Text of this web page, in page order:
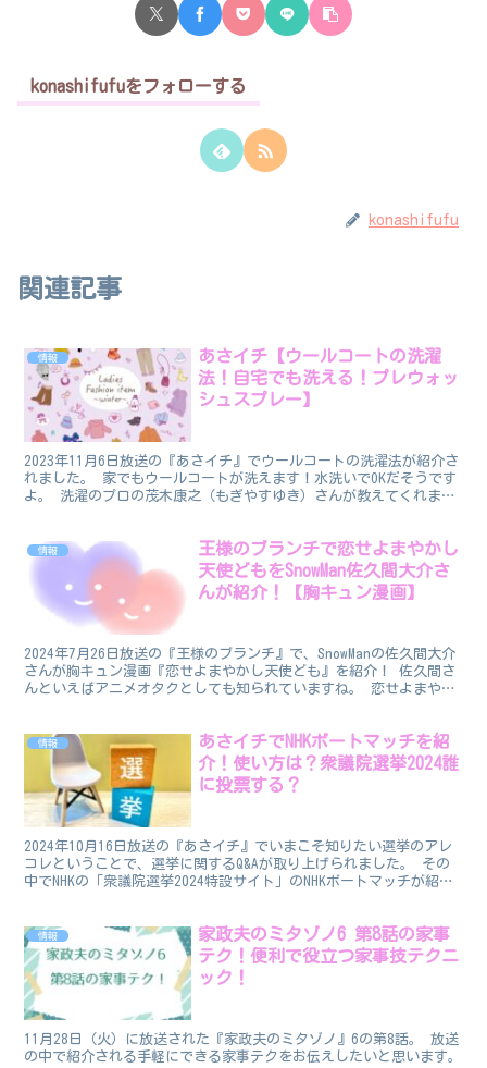
konashifufuをフォローする
konashifufu
関連記事
情報
あさイチ【ウールコートの洗濯
法！自宅でも洗える！プレウォッ
シュスプレー】
2023年11月6日放送の『あさイチ』でウールコートの洗濯法が紹介さ
れました。 家でもウールコートが洗えます！水洗いでOKだそうです
よ。 洗濯のプロの茂木康之（もぎやすゆき）さんが教えてくれまし
情報
王様のブランチで恋せよまやかし
天使どもをSnowMan佐久間大介さ
んが紹介！【胸キュン漫画】
2024年7月26日放送の『王様のブランチ』で、SnowManの佐久間大介
さんが胸キュン漫画『恋せよまやかし天使ども』を紹介！ 佐久間さ
んといえばアニメオタクとしても知られていますね。 恋せよまやか
情報
あさイチでNHKボートマッチを紹
介！使い方は？衆議院選挙2024誰
に投票する？
2024年10月16日放送の『あさイチ』でいまこそ知りたい選挙のアレ
コレということで、選挙に関するQ&Aが取り上げられました。 その
中でNHKの「衆議院選挙2024特設サイト」のNHKボートマッチが紹介
情報
家政夫のミタゾノ6 第8話の家事
テク！便利で役立つ家事技テクニ
ック！
11月28日（火）に放送された『家政夫のミタゾノ』6の第8話。 放送
の中で紹介される手軽にできる家事テクをお伝えしたいと思います。